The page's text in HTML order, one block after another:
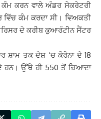
ਕੰਮ ਕਰਨ ਵਾਲੇ ਅੰਡਰ ਸੇਕਰੇਟਰੀ
ਕੰਮ ਕਰਦਾ ਸੀ। ਵਿਅਕਤੀ
ਦੇ ਕਰੀਬ ਕੁਆਰੰਟੀਨ ਸੈਂਟਰ
ਸ਼ਾਮ ਤਕ ਦੇਸ਼ ‘ਚ ਕੋਰੋਨਾ ਦੇ 18
ਹਨ। ਉੱਥੇ ਹੀ 550 ਤੋਂ ਜ਼ਿਆਦਾ